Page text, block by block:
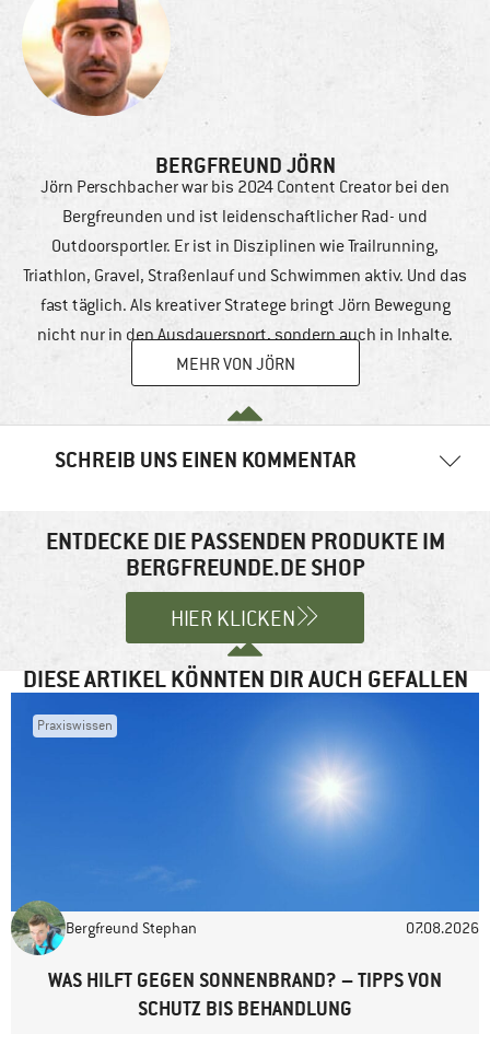
BERGFREUND JÖRN
Jörn Perschbacher war bis 2024 Content Creator bei den
Bergfreunden und ist leidenschaftlicher Rad- und
Outdoorsportler. Er ist in Disziplinen wie Trailrunning,
Triathlon, Gravel, Straßenlauf und Schwimmen aktiv. Und das
fast täglich. Als kreativer Stratege bringt Jörn Bewegung
nicht nur in den Ausdauersport, sondern auch in Inhalte.
MEHR VON JÖRN
SCHREIB UNS EINEN KOMMENTAR
Felder sind mit*markiert
Website
ENTDECKE DIE PASSENDEN PRODUKTE IM
BERGFREUNDE.DE SHOP
HIER KLICKEN
DIESE ARTIKEL KÖNNTEN DIR AUCH GEFALLEN
Praxiswissen
Bergfreund Stephan 07.08.2026
WAS HILFT GEGEN SONNENBRAND? – TIPPS VON
SCHUTZ BIS BEHANDLUNG